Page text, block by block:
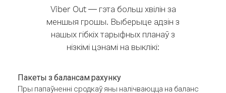
Viber Out — гэта больш хвілін за
меншыя грошы. Выберыце адзін з
нашых гібкіх тарыфных планаў з
нізкімі цэнамі на выклікі:
Пакеты з балансам рахунку
Пры папаўненні сродкаў яны налічваюцца на баланс